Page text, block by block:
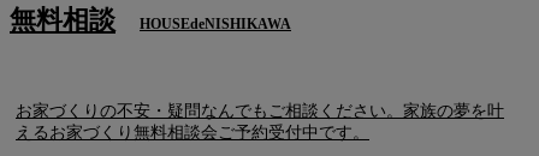
無料相談
HOUSEdeNISHIKAWA
お家づくりの不安・疑問なんでもご相談ください。家族の夢を叶
えるお家づくり無料相談会ご予約受付中です。